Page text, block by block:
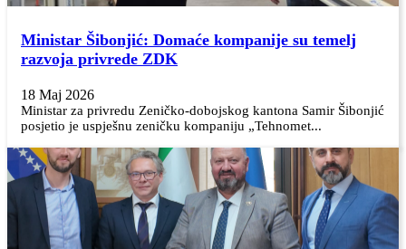
Ministar Šibonjić: Domaće kompanije su temelj
razvoja privrede ZDK
18 Maj 2026
Ministar za privredu Zeničko-dobojskog kantona Samir Šibonjić
posjetio je uspješnu zeničku kompaniju „Tehnomet...